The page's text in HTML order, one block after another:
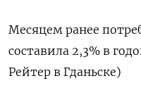
Месяцем ранее
составила 2,3% в
Рейтер в Гданьске)